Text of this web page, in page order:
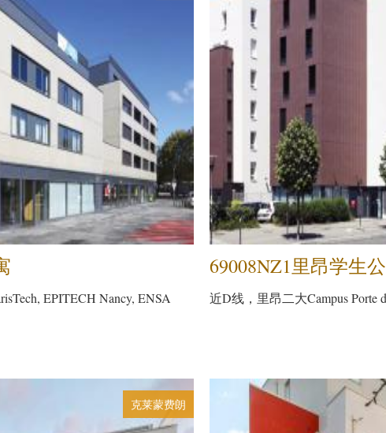
EPITECH Nancy, ENSA
69008NZ1里昂学生
近D线，里昂二大Campus Porte
克莱蒙费朗